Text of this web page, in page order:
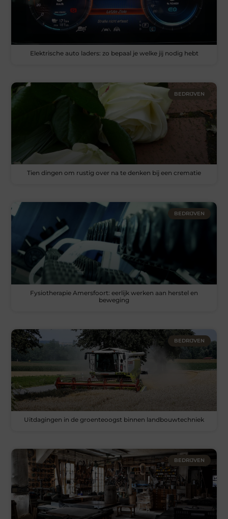
Elektrische auto laders: zo bepaal je welke jij nodig hebt
BEDRIJVEN
Tien dingen om rustig over na te denken bij een crematie
BEDRIJVEN
Fysiotherapie Amersfoort: eerlijk werken aan herstel en
beweging
BEDRIJVEN
Uitdagingen in de groenteoogst binnen landbouwtechniek
BEDRIJVEN